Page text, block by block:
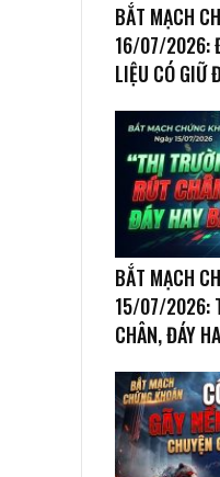
BẮT MẠCH
16/07/2026:
LIỆU CÓ GIỮ
BẮT MẠCH
15/07/2026:
CHÂN, ĐÁY